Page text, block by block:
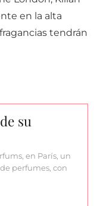
en la alta
tendrán
su
en París, un
perfumes, con